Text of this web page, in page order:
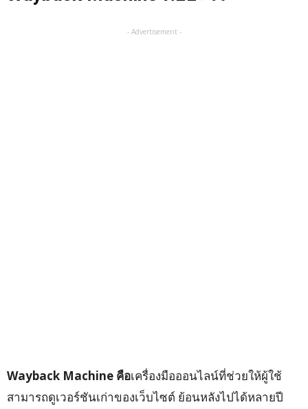
- Advertisement -
Wayback Machine คือเครื่องมือออนไลน์ที่ช่วยให้ผู้ใช้
สามารถดูเวอร์ชันเก่าของเว็บไซต์ ย้อนหลังไปได้หลายปี